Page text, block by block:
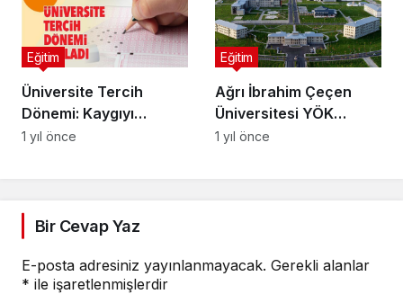
Üniversite Tercih
Dönemi: Kaygıyı
Kontrol Etmenin Yolları
Eğitim
1 yıl önce
Ağrı İbrahim Çeçen
Üniversitesi YÖK
Başkanı Ziyareti
Eğitim
1 yıl önce
Bir Cevap Yaz
E-posta adresiniz yayınlanmayacak. Gerekli alanlar
* ile işaretlenmişlerdir